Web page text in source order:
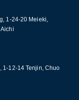
1-24-20 Meieki,
1-12-14 Tenjin, Chuo